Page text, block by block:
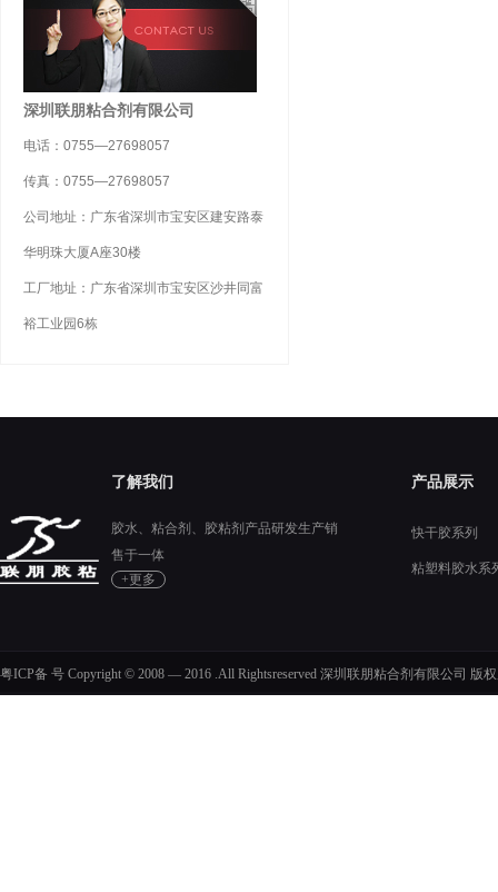
深圳联朋粘合剂有限公司
电话：0755—27698057
传真：0755—27698057
公司地址：广东省深圳市宝安区建安路泰
华明珠大厦A座30楼
工厂地址：广东省深圳市宝安区沙井同富
裕工业园6栋
了解我们
胶水、粘合剂、胶粘剂产品研发生产销
售于一体
+更多
产品展示
快干胶系列
粘塑料胶水系
粤ICP备 号 Copyright © 2008 — 2016 .All Rightsreserved 深圳联朋粘合剂有限公司 版